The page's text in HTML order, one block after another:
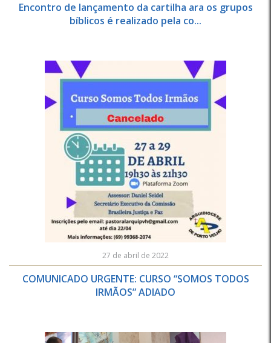
Encontro de lançamento da cartilha ara os grupos
bíblicos é realizado pela co...
27 de abril de 2022
COMUNICADO URGENTE: CURSO “SOMOS TODOS
IRMÃOS” ADIADO